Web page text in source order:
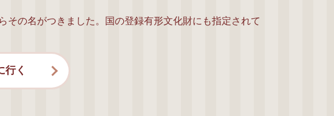
の名がつきました。国の登録有形文化財にも指定されて
行く